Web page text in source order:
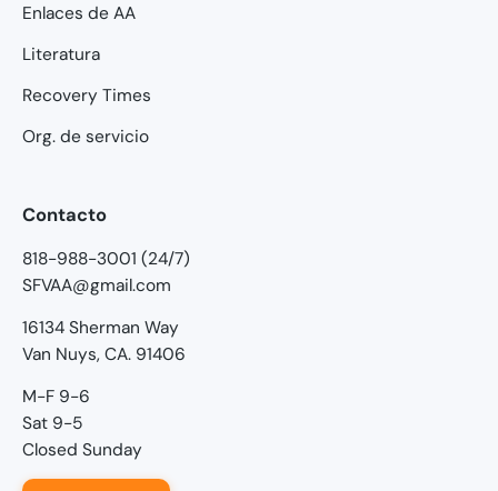
Enlaces de AA
Literatura
Recovery Times
Org. de servicio
Contacto
818-988-3001 (24/7)
SFVAA@gmail.com
16134 Sherman Way
Van Nuys, CA. 91406
M-F 9-6
Sat 9-5
Closed Sunday